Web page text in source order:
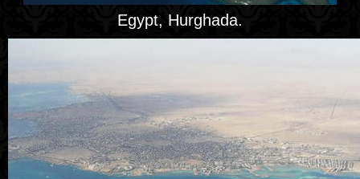
Egypt, Hurghada.